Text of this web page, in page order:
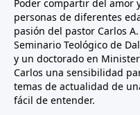
Poder compartir del amor
personas de diferentes
pasión del pastor Carlos
Seminario Teológico de
y un doctorado en
Carlos una sensibilidad
temas de actualidad de
fácil de entender.